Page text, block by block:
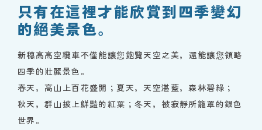
只有在這裡才能欣賞到四季變幻
的絕美景色。
新穗高高空纜車不僅能讓您飽覽天空之美，還能讓您領略
四季的壯麗景色。
春天，高山上百花盛開；夏天，天空湛藍，森林碧綠；
秋天，群山披上鮮豔的紅葉；冬天，被寂靜所籠罩的銀色
世界。